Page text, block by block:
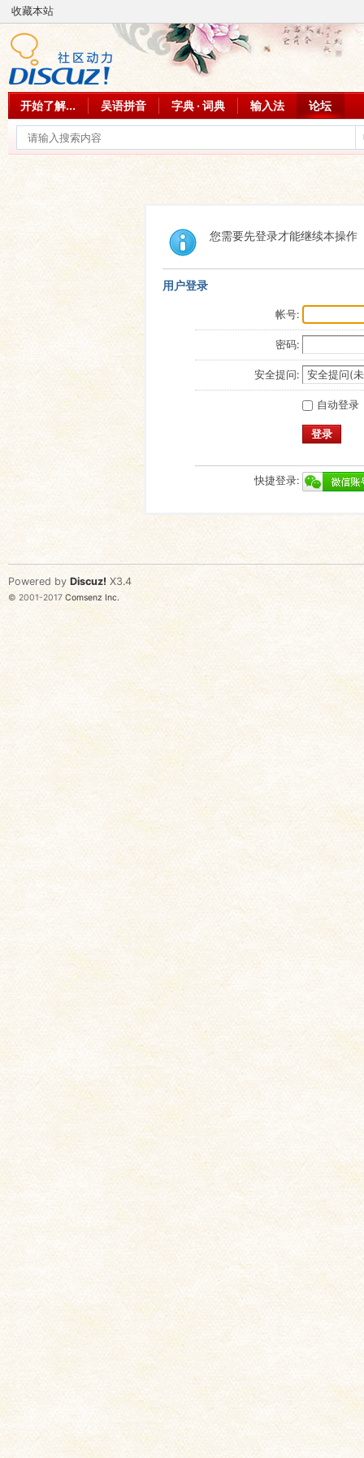
收藏本站
开始了解... 吴语拼音 字典 · 词典 输入法 论坛
您需要先登录才能继续本操作
用户登录
帐号:
密码:
安全提问:
自动登录
登录
快捷登录:
Powered by Discuz! X3.4
© 2001-2017 Comsenz Inc.